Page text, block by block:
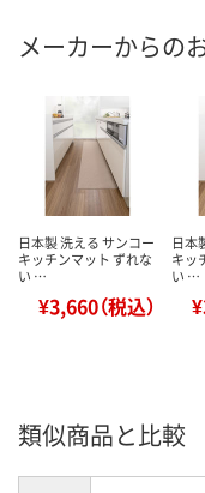
メーカーからの
日本製 洗える サンコー
キッチンマット ずれな
い …
¥3,660（税込）
日本
キッ
い …
類似商品と比較